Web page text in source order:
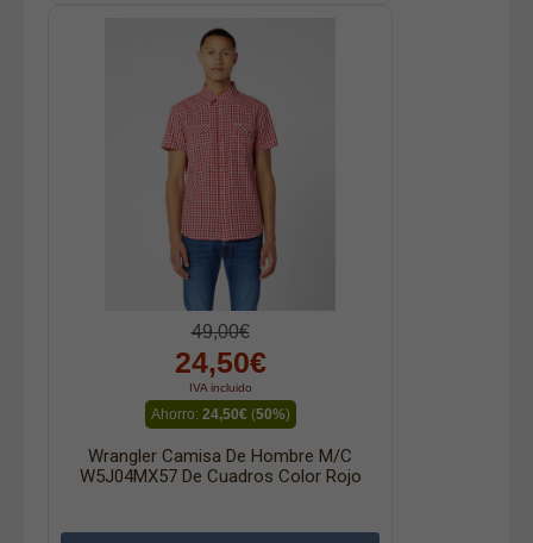
49,00€
24,50€
IVA incluido
Ahorro: 24,50€(50%)
Wrangler Camisa De Hombre M/c
W5J04MX57 De Cuadros Color Rojo